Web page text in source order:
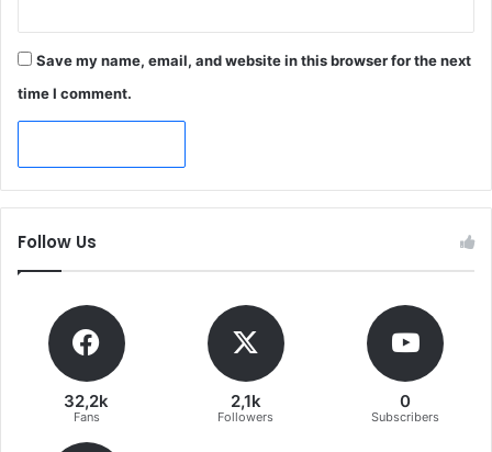
Save my name, email, and website in this browser for the next
time I comment.
Follow Us
32,2k
Fans
2,1k
Followers
0
Subscribers